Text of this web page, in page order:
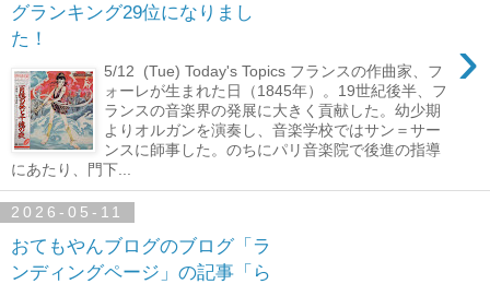
グランキング29位になりまし
た！
›
5/12 (Tue) Today's Topics フランスの作曲家、フ
ォーレが生まれた日（1845年）。19世紀後半、フ
ランスの音楽界の発展に大きく貢献した。幼少期
よりオルガンを演奏し、音楽学校ではサン＝サー
ンスに師事した。のちにパリ音楽院で後進の指導
にあたり、門下...
2026-05-11
おてもやんブログのブログ「ラ
ンディングページ」の記事「ら